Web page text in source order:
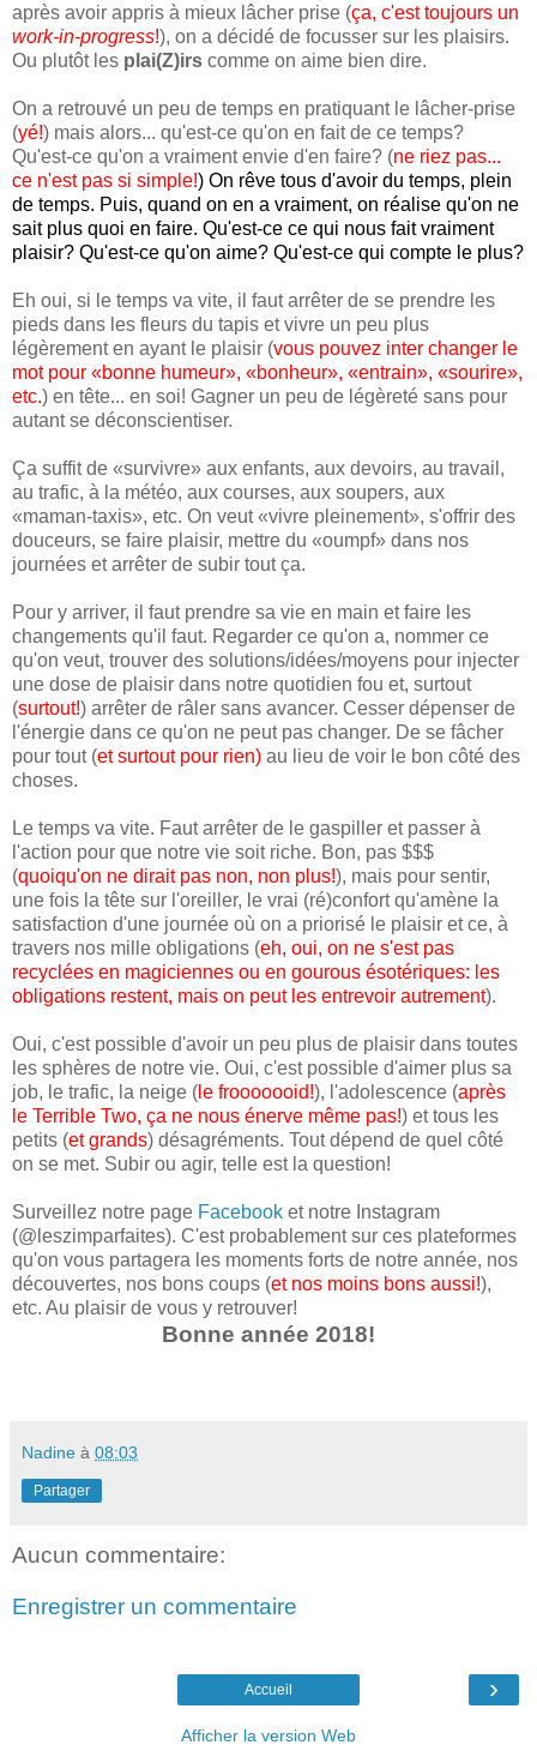
après avoir appris à mieux lâcher prise (ça, c'est toujours un
work-in-progress!), on a décidé de focusser sur les plaisirs.
Ou plutôt les plai(Z)irs comme on aime bien dire.
On a retrouvé un peu de temps en pratiquant le lâcher-prise
(yé!) mais alors... qu'est-ce qu'on en fait de ce temps?
Qu'est-ce qu'on a vraiment envie d'en faire? (ne riez pas...
ce n'est pas si simple!) On rêve tous d'avoir du temps, plein
de temps. Puis, quand on en a vraiment, on réalise qu'on ne
sait plus quoi en faire. Qu'est-ce ce qui nous fait vraiment
plaisir? Qu'est-ce qu'on aime? Qu'est-ce qui compte le plus?
Eh oui, si le temps va vite, il faut arrêter de se prendre les
pieds dans les fleurs du tapis et vivre un peu plus
légèrement en ayant le plaisir (vous pouvez inter changer le
mot pour «bonne humeur», «bonheur», «entrain», «sourire»,
etc.) en tête... en soi! Gagner un peu de légèreté sans pour
autant se déconscientiser.
Ça suffit de «survivre» aux enfants, aux devoirs, au travail,
au trafic, à la météo, aux courses, aux soupers, aux
«maman-taxis», etc. On veut «vivre pleinement», s'offrir des
douceurs, se faire plaisir, mettre du «oumpf» dans nos
journées et arrêter de subir tout ça.
Pour y arriver, il faut prendre sa vie en main et faire les
changements qu'il faut. Regarder ce qu'on a, nommer ce
qu'on veut, trouver des solutions/idées/moyens pour injecter
une dose de plaisir dans notre quotidien fou et, surtout
(surtout!) arrêter de râler sans avancer. Cesser dépenser de
l'énergie dans ce qu'on ne peut pas changer. De se fâcher
pour tout (et surtout pour rien) au lieu de voir le bon côté des
choses.
Le temps va vite. Faut arrêter de le gaspiller et passer à
l'action pour que notre vie soit riche. Bon, pas $$$
(quoiqu'on ne dirait pas non, non plus!), mais pour sentir,
une fois la tête sur l'oreiller, le vrai (ré)confort qu'amène la
satisfaction d'une journée où on a priorisé le plaisir et ce, à
travers nos mille obligations (eh, oui, on ne s'est pas
recyclées en magiciennes ou en gourous ésotériques: les
obligations restent, mais on peut les entrevoir autrement).
Oui, c'est possible d'avoir un peu plus de plaisir dans toutes
les sphères de notre vie. Oui, c'est possible d'aimer plus sa
job, le trafic, la neige ( le frooooooid!), l'adolescence (après
le Terrible Two, ça ne nous énerve même pas!) et tous les
petits (et grands) désagréments. Tout dépend de quel côté
on se met. Subir ou agir, telle est la question!
Surveillez notre page Facebook et notre Instagram
(@leszimparfaites). C'est probablement sur ces plateformes
qu'on vous partagera les moments forts de notre année, nos
découvertes, nos bons coups (et nos moins bons aussi!),
etc. Au plaisir de vous y retrouver!
Bonne année 2018!
Nadine à 08:03
Partager
Aucun commentaire:
Enregistrer un commentaire
›
Accueil
Afficher la version Web